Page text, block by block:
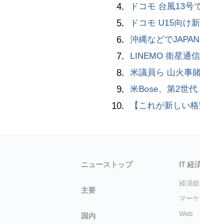
4. ドコモ 台風13号
5. ドコモ U15向け
6. 沖縄などで
7. LINEMO 衛星通
8. 米議員ら 山火事
9. 米Bose、第2世代「QuietComfort」
10. 【これが新しい格安】コスパ重視の新CPUを搭載した「
ニューストップ
主要
国内
IT 経
経済総
マーケ
Web